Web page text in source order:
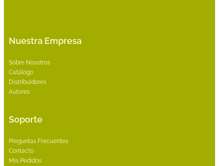
Nuestra Empresa
Sobre Nosotros
Catálogo
Distribuidores
Autores
Soporte
Preguntas Frecuentes
Contacto
Mis Pedidos